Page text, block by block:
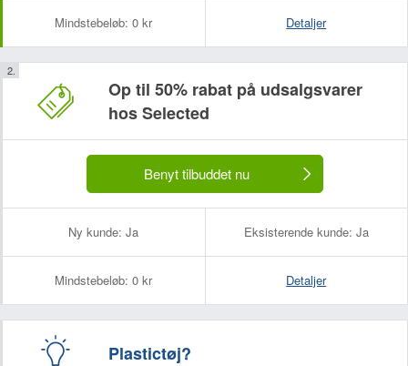
Mindstebeløb: 0 kr Detaljer
Op til 50% rabat på udsalgsvarer
hos Selected
Benyt tilbuddet nu
Ny kunde: Ja Eksisterende kunde: Ja
Mindstebeløb: 0 kr Detaljer
Plastictøj?